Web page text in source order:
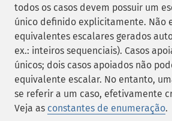
todos os casos devem possuir um
único definido explicitamente. Não
equivalentes escalares gerados
ex.: inteiros sequenciais). Casos
únicos; dois casos apoiados não
equivalente escalar. No entanto,
se referir a um caso, efetivamente
Veja as constantes de enumeração.